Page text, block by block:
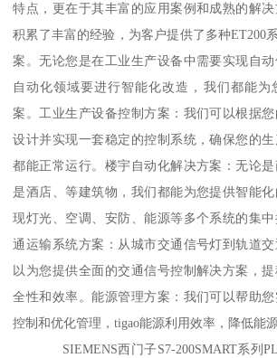
特点，更在于其丰富的应用案例和成熟的解
积累了丰富的经验，为客户提供了多种ET200
案。无论您是在工业生产设备中需要实现自
自动化领域要进行智能化改造，我们都能为
案。工业生产设备控制方案：我们可以根据您
设计并实现一套稳定的控制系统，确保您的
都能正常运行。楼宇自动化解决方案：无论
是酒店、等建筑物，我们都能为您提供智能
现灯光、空调、安防、能源等多个系统的集
通运输系统方案：从城市交通信号灯到轨道
以为您提供全面的交通信号控制解决方案，
全性和效率。能源管理方案：我们可以帮助您
控制和优化管理，tigao能源利用效率，降低能
SIEMENS西门子S7-200SMART系列